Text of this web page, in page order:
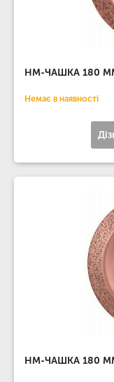
НМ-ЧАШКА 180
Немає в наявності
НМ-ЧАШКА 180